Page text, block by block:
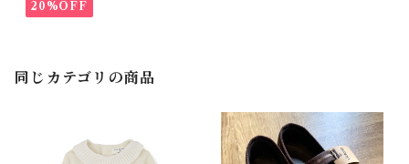
20%OFF
同じカテゴリの商品